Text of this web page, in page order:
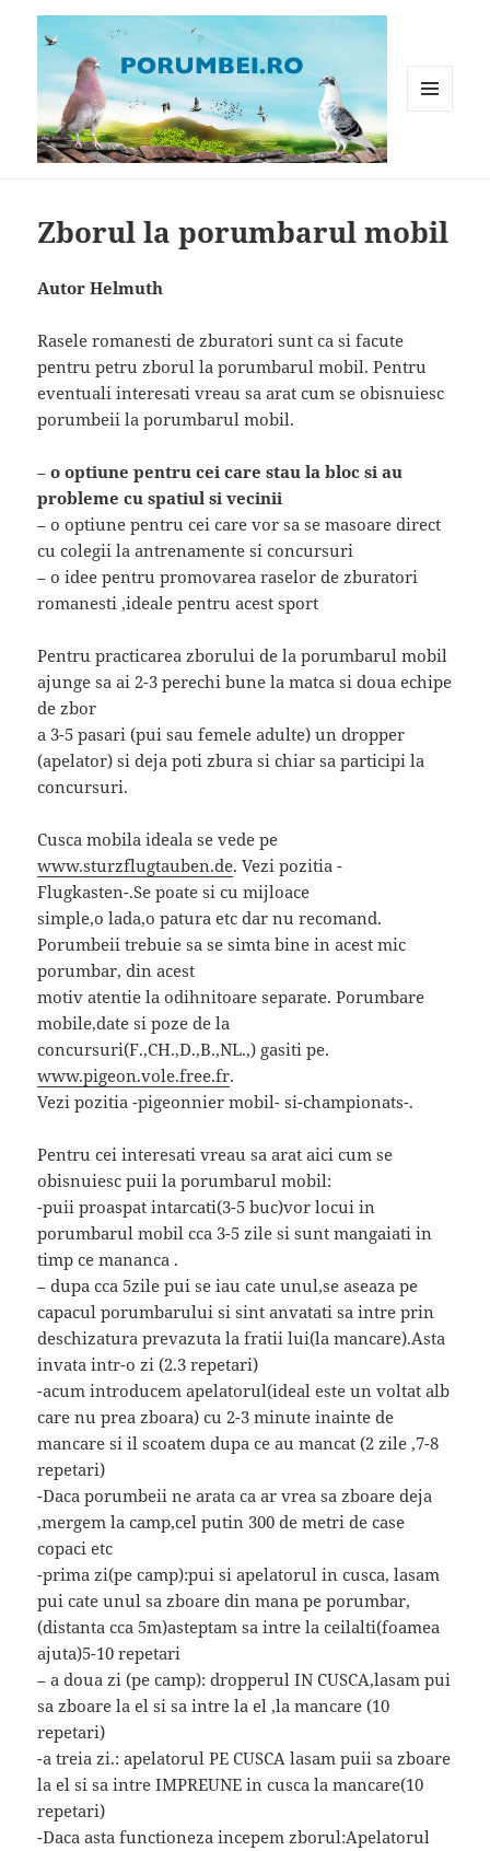
Zborul la porumbarul mobil
Autor Helmuth
Rasele romanesti de zburatori sunt ca si facute
pentru petru zborul la porumbarul mobil. Pentru
eventuali interesati vreau sa arat cum se obisnuiesc
porumbeii la porumbarul mobil.
–o optiune pentru cei care stau la bloc si au
probleme cu spatiul si vecinii
– o optiune pentru cei care vor sa se masoare direct
cu colegii la antrenamente si concursuri
– o idee pentru promovarea raselor de zburatori
romanesti ,ideale pentru acest sport
Pentru practicarea zborului de la porumbarul mobil
ajunge sa ai 2-3 perechi bune la matca si doua echipe
de zbor
a 3-5 pasari (pui sau femele adulte) un dropper
(apelator) si deja poti zbura si chiar sa participi la
concursuri.
Cusca mobila ideala se vede pe
www.sturzflugtauben.de. Vezi pozitia -
Flugkasten-.Se poate si cu mijloace
simple,o lada,o patura etc dar nu recomand.
Porumbeii trebuie sa se simta bine in acest mic
porumbar, din acest
motiv atentie la odihnitoare separate. Porumbare
mobile,date si poze de la
concursuri(F.,CH.,D.,B.,NL.,) gasiti pe.
www.pigeon.vole.free.fr.
Vezi pozitia -pigeonnier mobil- si-championats-.
Pentru cei interesati vreau sa arat aici cum se
obisnuiesc puii la porumbarul mobil:
-puii proaspat intarcati(3-5 buc)vor locui in
porumbarul mobil cca 3-5 zile si sunt mangaiati in
timp ce mananca .
– dupa cca 5zile pui se iau cate unul,se aseaza pe
capacul porumbarului si sint anvatati sa intre prin
deschizatura prevazuta la fratii lui(la mancare).Asta
invata intr-o zi (2.3 repetari)
-acum introducem apelatorul(ideal este un voltat alb
care nu prea zboara) cu 2-3 minute inainte de
mancare si il scoatem dupa ce au mancat (2 zile ,7-8
repetari)
-Daca porumbeii ne arata ca ar vrea sa zboare deja
,mergem la camp,cel putin 300 de metri de case
copaci etc
-prima zi(pe camp):pui si apelatorul in cusca, lasam
pui cate unul sa zboare din mana pe porumbar,
(distanta cca 5m)asteptam sa intre la ceilalti(foamea
ajuta)5-10 repetari
– a doua zi (pe camp): dropperul IN CUSCA,lasam pui
sa zboare la el si sa intre la el ,la mancare (10
repetari)
-a treia zi.: apelatorul PE CUSCA lasam puii sa zboare
la el si sa intre IMPREUNE in cusca la mancare(10
repetari)
-Daca asta functioneza incepem zborul:Apelatorul